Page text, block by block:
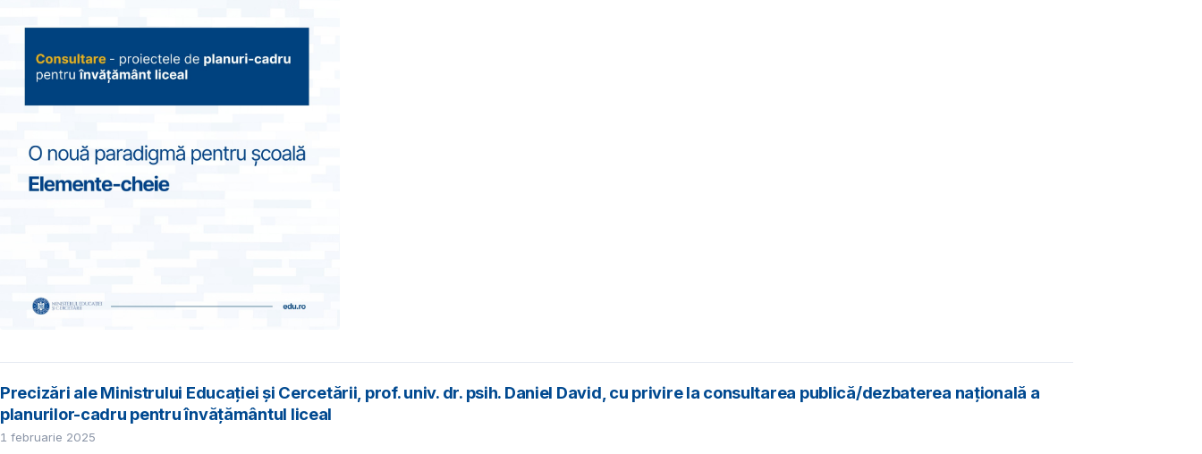
Precizări ale Ministrului Educației și Cercetării, prof. univ. dr. psih. Daniel David, cu privire la consultarea publică/dezbaterea națională a
planurilor-cadru pentru învățământul liceal
1 februarie 2025